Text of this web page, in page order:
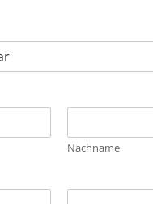
Nachname